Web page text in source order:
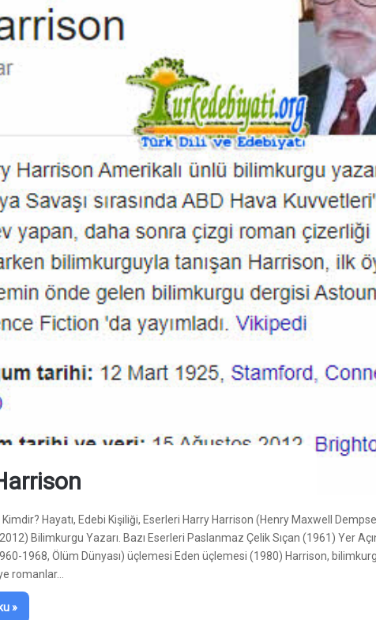
Hayatı, Edebi Kişiliği, Eserleri Harry Harrison (Henry Maxwell
Bilimkurgu Yazarı. Bazı Eserleri Paslanmaz Çelik Sıçan (1961) Yer
1968, Ölüm Dünyası) üçlemesi Eden üçlemesi (1980) Harrison,
romanlar…
»